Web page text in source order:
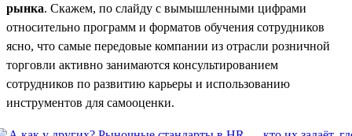
рынка. Скажем, по слайду с вымышленными цифрами
относительно программ и форматов обучения сотрудников
ясно, что самые передовые компании из отрасли розничной
торговли активно занимаются консультированием
сотрудников по развитию карьеры и использованию
инструментов для самооценки.